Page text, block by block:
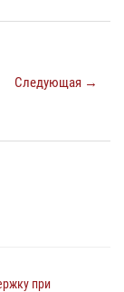
Следующая →
при